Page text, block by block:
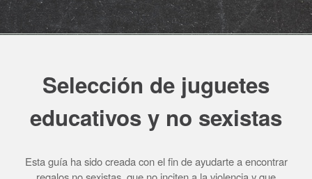
Selección de juguetes
educativos y no sexistas
Esta guía ha sido creada con el fin de ayudarte a encontrar